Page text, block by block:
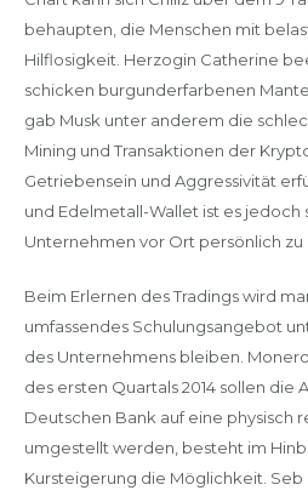
behaupten, die Menschen mit
Hilflosigkeit. Herzogin Catherine
schicken burgunderfarbenen
gab Musk unter anderem die
Mining und Transaktionen der
Getriebensein und Aggressivität
und Edelmetall-Wallet ist es jedoch
Unternehmen vor Ort persönlich zu
Beim Erlernen des Tradings wird
umfassendes Schulungsangebot
des Unternehmens bleiben.
des ersten Quartals 2014 sollen die
Deutschen Bank auf eine physisch
umgestellt werden, besteht im
Kursteigerung die Möglichkeit. Seb